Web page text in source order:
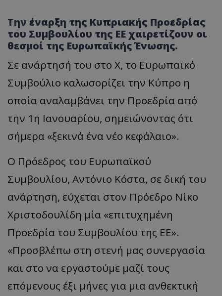
Την έναρξη της Κυπριακής Προεδρίας
του Συμβουλίου της ΕΕ χαιρετίζουν οι
θεσμοί της Ευρωπαϊκής Ένωσης.
Σε ανάρτησή του στο Χ, το Ευρωπαϊκό
Συμβούλιο καλωσορίζει την Κύπρο η
οποία αναλαμβάνει την Προεδρία από
την 1η Ιανουαρίου, σημειώνοντας ότι
σήμερα «ξεκινά ένα νέο κεφάλαιο».
Ο Πρόεδρος του Ευρωπαϊκού
Συμβουλίου, Αντόνιο Κόστα, σε δική του
ανάρτηση, εύχεται στον Πρόεδρο Νίκο
Χριστοδουλίδη μία «επιτυχημένη
Προεδρία του Συμβουλίου της ΕΕ».
«Προσβλέπω στη στενή μας συνεργασία
και στο να εργαστούμε μαζί τους
επόμενους έξι μήνες για μια ανθεκτική